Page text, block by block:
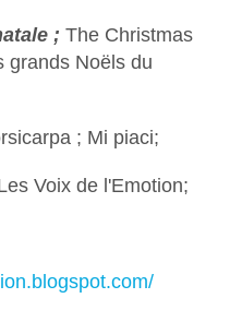
; The Christmas
grands Noëls du
; Mi piaci;
Voix de l'Emotion;